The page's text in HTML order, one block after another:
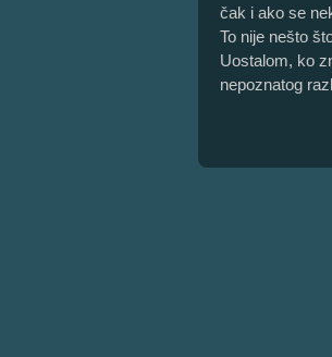
čak i ako se
To nije nešto
Uostalom, ko
nepoznatog